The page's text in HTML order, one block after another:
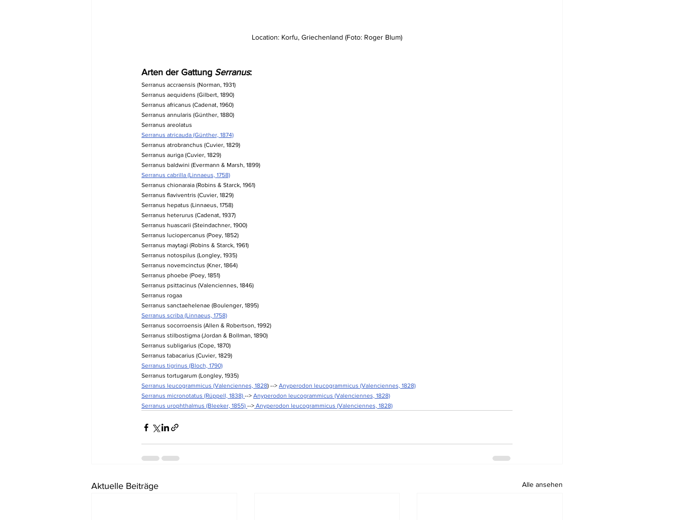
Location: Korfu, Griechenland (Foto: Roger Blum)
Arten der Gattung Serranus:
Serranus accraensis (Norman, 1931)
Serranus aequidens (Gilbert, 1890)
Serranus africanus (Cadenat, 1960)
Serranus annularis (Günther, 1880)
Serranus areolatus
Serranus atricauda (Günther, 1874)
Serranus atrobranchus (Cuvier, 1829)
Serranus auriga (Cuvier, 1829)
Serranus baldwini (Evermann & Marsh, 1899)
Serranus cabrilla (Linnaeus, 1758)
Serranus chionaraia (Robins & Starck, 1961)
Serranus flaviventris (Cuvier, 1829)
Serranus hepatus (Linnaeus, 1758)
Serranus heterurus (Cadenat, 1937)
Serranus huascarii (Steindachner, 1900)
Serranus luciopercanus (Poey, 1852)
Serranus maytagi (Robins & Starck, 1961)
Serranus notospilus (Longley, 1935)
Serranus novemcinctus (Kner, 1864)
Serranus phoebe (Poey, 1851)
Serranus psittacinus (Valenciennes, 1846)
Serranus rogaa
Serranus sanctaehelenae (Boulenger, 1895)
Serranus scriba (Linnaeus, 1758)
Serranus socorroensis (Allen & Robertson, 1992)
Serranus stilbostigma (Jordan & Bollman, 1890)
Serranus subligarius (Cope, 1870)
Serranus tabacarius (Cuvier, 1829)
Serranus tigrinus (Bloch, 1790)
Serranus tortugarum (Longley, 1935)
Serranus leucogrammicus (Valenciennes, 1828) --> Anyperodon leucogrammicus (Valenciennes, 1828)
Serranus micronotatus (Rüppell, 1838) --> Anyperodon leucogrammicus (Valenciennes, 1828)
Serranus urophthalmus (Bleeker, 1855) --> Anyperodon leucogrammicus (Valenciennes, 1828)
Aktuelle Beiträge Alle ansehen